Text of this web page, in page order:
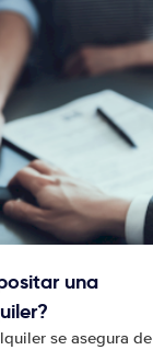
una
se asegura de